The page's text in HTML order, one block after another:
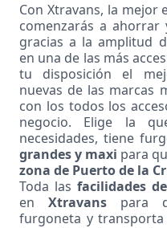
Con Xtravans, la mejor
comenzarás a ahorrar
gracias a la amplitud
en una de las más
tu disposición el
nuevas de las marcas
con los todos los
negocio. Elige la
necesidades, tiene
grandes y maxi para
zona de Puerto de la
Toda las facilidades
en Xtravans para
furgoneta y